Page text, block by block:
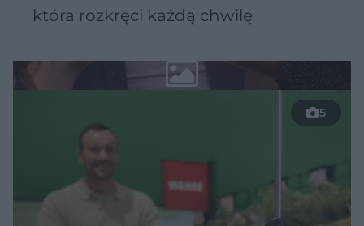
która rozkręci każdą chwilę
5